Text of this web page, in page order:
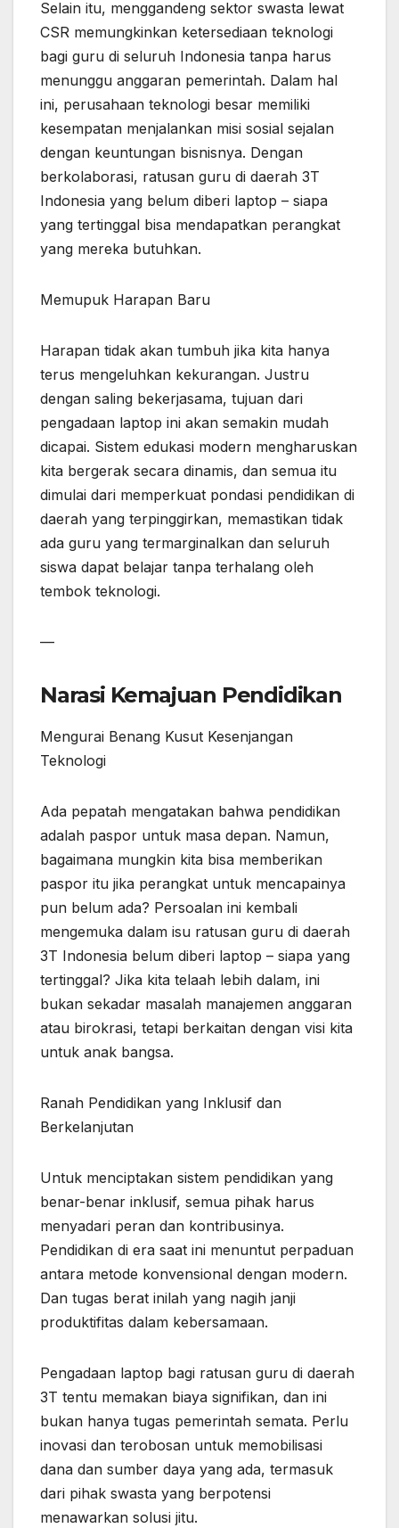
Selain itu, menggandeng sektor swasta lewat
CSR memungkinkan ketersediaan teknologi
bagi guru di seluruh Indonesia tanpa harus
menunggu anggaran pemerintah. Dalam hal
ini, perusahaan teknologi besar memiliki
kesempatan menjalankan misi sosial sejalan
dengan keuntungan bisnisnya. Dengan
berkolaborasi, ratusan guru di daerah 3T
Indonesia yang belum diberi laptop – siapa
yang tertinggal bisa mendapatkan perangkat
yang mereka butuhkan.
Memupuk Harapan Baru
Harapan tidak akan tumbuh jika kita hanya
terus mengeluhkan kekurangan. Justru
dengan saling bekerjasama, tujuan dari
pengadaan laptop ini akan semakin mudah
dicapai. Sistem edukasi modern mengharuskan
kita bergerak secara dinamis, dan semua itu
dimulai dari memperkuat pondasi pendidikan di
daerah yang terpinggirkan, memastikan tidak
ada guru yang termarginalkan dan seluruh
siswa dapat belajar tanpa terhalang oleh
tembok teknologi.
—
Narasi Kemajuan Pendidikan
Mengurai Benang Kusut Kesenjangan
Teknologi
Ada pepatah mengatakan bahwa pendidikan
adalah paspor untuk masa depan. Namun,
bagaimana mungkin kita bisa memberikan
paspor itu jika perangkat untuk mencapainya
pun belum ada? Persoalan ini kembali
mengemuka dalam isu ratusan guru di daerah
3T Indonesia belum diberi laptop – siapa yang
tertinggal? Jika kita telaah lebih dalam, ini
bukan sekadar masalah manajemen anggaran
atau birokrasi, tetapi berkaitan dengan visi kita
untuk anak bangsa.
Ranah Pendidikan yang Inklusif dan
Berkelanjutan
Untuk menciptakan sistem pendidikan yang
benar-benar inklusif, semua pihak harus
menyadari peran dan kontribusinya.
Pendidikan di era saat ini menuntut perpaduan
antara metode konvensional dengan modern.
Dan tugas berat inilah yang nagih janji
produktifitas dalam kebersamaan.
Pengadaan laptop bagi ratusan guru di daerah
3T tentu memakan biaya signifikan, dan ini
bukan hanya tugas pemerintah semata. Perlu
inovasi dan terobosan untuk memobilisasi
dana dan sumber daya yang ada, termasuk
dari pihak swasta yang berpotensi
menawarkan solusi jitu.